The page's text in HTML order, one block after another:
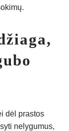
dėl prastos
nelygumus,